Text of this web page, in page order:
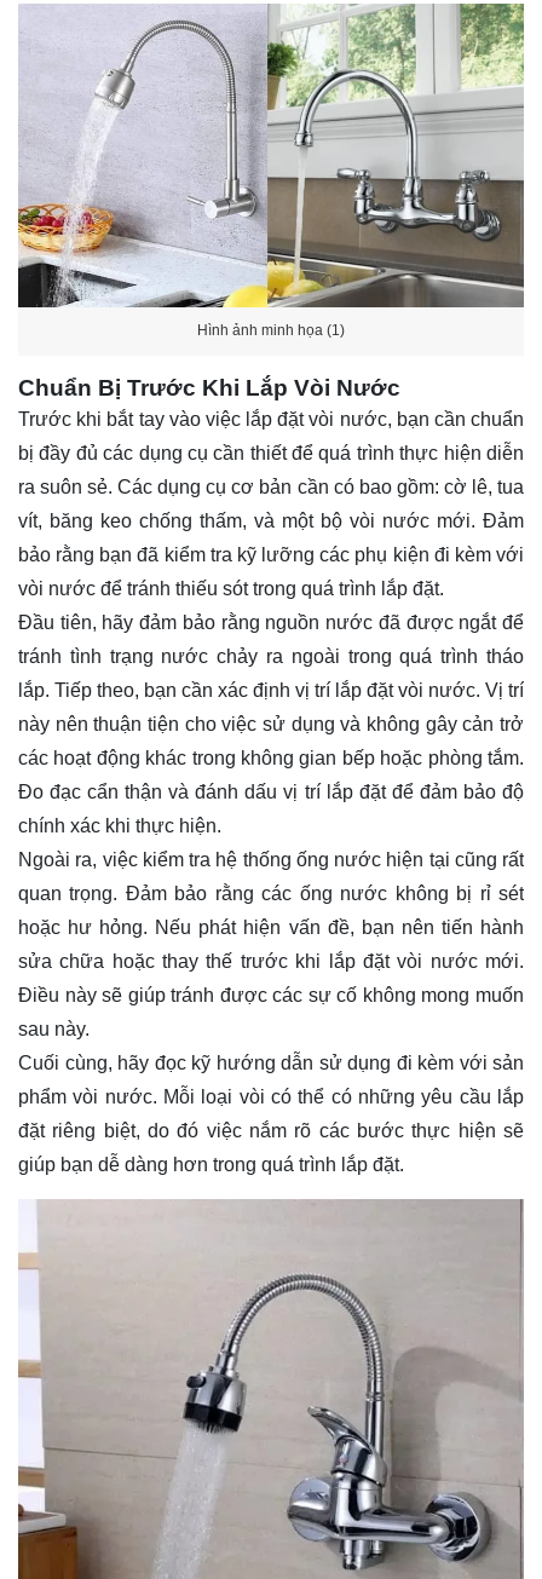
Hình ảnh minh họa (1)
Chuẩn Bị Trước Khi Lắp Vòi Nước
Trước khi bắt tay vào việc lắp đặt vòi nước, bạn cần chuẩn
bị đầy đủ các dụng cụ cần thiết để quá trình thực hiện diễn
ra suôn sẻ. Các dụng cụ cơ bản cần có bao gồm: cờ lê, tua
vít, băng keo chống thấm, và một bộ vòi nước mới. Đảm
bảo rằng bạn đã kiểm tra kỹ lưỡng các phụ kiện đi kèm với
vòi nước để tránh thiếu sót trong quá trình lắp đặt.
Đầu tiên, hãy đảm bảo rằng nguồn nước đã được ngắt để
tránh tình trạng nước chảy ra ngoài trong quá trình tháo
lắp. Tiếp theo, bạn cần xác định vị trí lắp đặt vòi nước. Vị trí
này nên thuận tiện cho việc sử dụng và không gây cản trở
các hoạt động khác trong không gian bếp hoặc phòng tắm.
Đo đạc cẩn thận và đánh dấu vị trí lắp đặt để đảm bảo độ
chính xác khi thực hiện.
Ngoài ra, việc kiểm tra hệ thống ống nước hiện tại cũng rất
quan trọng. Đảm bảo rằng các ống nước không bị rỉ sét
hoặc hư hỏng. Nếu phát hiện vấn đề, bạn nên tiến hành
sửa chữa hoặc thay thế trước khi lắp đặt vòi nước mới.
Điều này sẽ giúp tránh được các sự cố không mong muốn
sau này.
Cuối cùng, hãy đọc kỹ hướng dẫn sử dụng đi kèm với sản
phẩm vòi nước. Mỗi loại vòi có thể có những yêu cầu lắp
đặt riêng biệt, do đó việc nắm rõ các bước thực hiện sẽ
giúp bạn dễ dàng hơn trong quá trình lắp đặt.